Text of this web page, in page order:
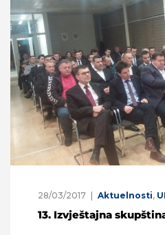
28/03/2017 Aktuelnosti,
13. Izvještajna